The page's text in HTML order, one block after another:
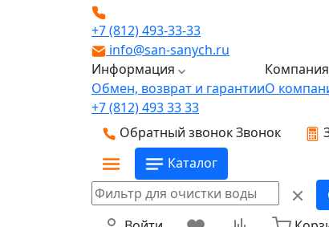
+7 (812) 493-33-33
info@san-sanych.ru
Информация
Обмен, возврат и гарантии
Компания
О
+7 (812) 493 33 33
Обратный звонокЗвонок
Каталог